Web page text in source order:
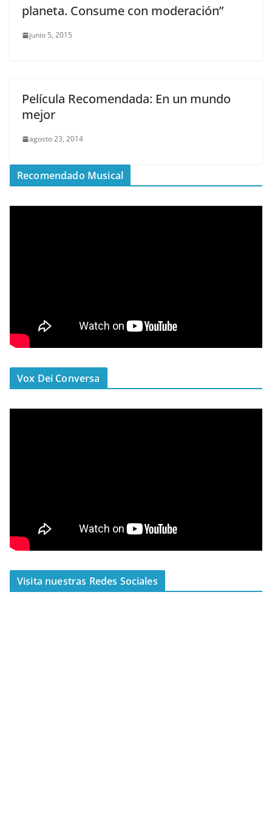
planeta. Consume con moderación”
junio 5, 2015
Película Recomendada: En un mundo
mejor
agosto 23, 2014
Recomendado Musical
Vox Dei Conversa
Visita nuestras Redes Sociales